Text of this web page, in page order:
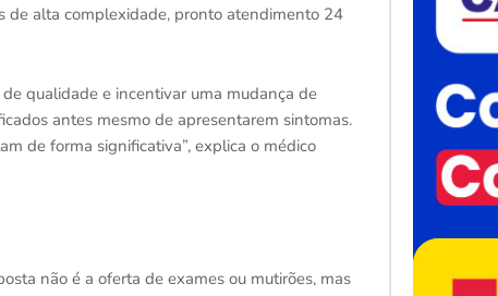
de alta complexidade, pronto atendimento 24
qualidade e incentivar uma mudança de
antes mesmo de apresentarem sintomas.
de forma significativa”, explica o médico
não é a oferta de exames ou mutirões, mas